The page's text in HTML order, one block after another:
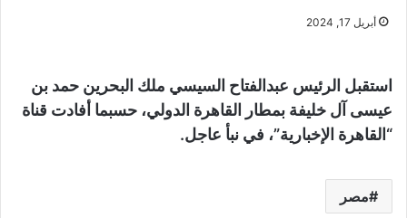
أبريل 17, 2024
استقبل الرئيس عبدالفتاح السيسي ملك البحرين حمد بن
عيسى آل خليفة بمطار القاهرة الدولي، حسبما أفادت قناة
“القاهرة الإخبارية”، في نبأ عاجل.
مصر